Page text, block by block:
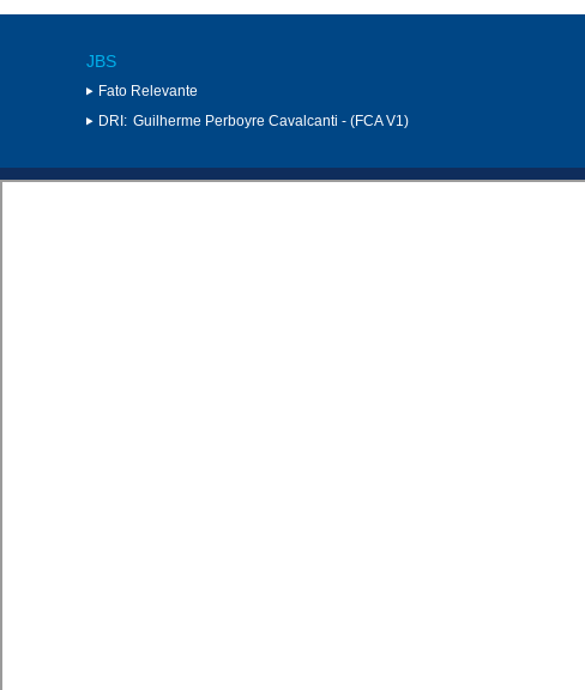
JBS
Fato Relevante
DRI: Guilherme Perboyre Cavalcanti - (FCA V1)